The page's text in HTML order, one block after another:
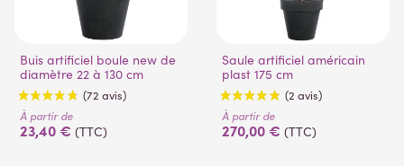
Buis artificiel boule new de
diamètre 22 à 130 cm
À partir de
23,40 € (TTC)
Saule artificiel américain
plast 175 cm
À partir de
270,00 € (TTC)